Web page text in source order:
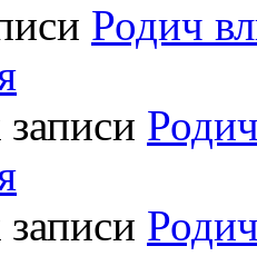
Родич
записи
записи